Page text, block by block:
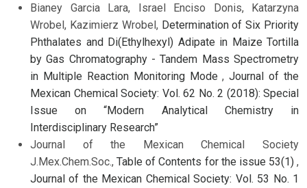
Bianey Garcia Lara, Israel Enciso Donis, Katarzyna
Wrobel, Kazimierz Wrobel, Determination of Six Priority
Phthalates and Di(Ethylhexyl) Adipate in Maize Tortilla
by Gas Chromatography - Tandem Mass Spectrometry
in Multiple Reaction Monitoring Mode,Journal of the
Mexican Chemical Society: Vol. 62 No. 2 (2018): Special
Issue on “Modern Analytical Chemistry in
Interdisciplinary Research”
Journal of the Mexican Chemical Society
J.Mex.Chem.Soc.,Table of Contents for the issue 53(1) ,
Journal of the Mexican Chemical Society: Vol. 53 No. 1